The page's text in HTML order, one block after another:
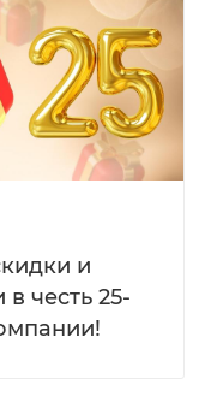
и
честь 25-